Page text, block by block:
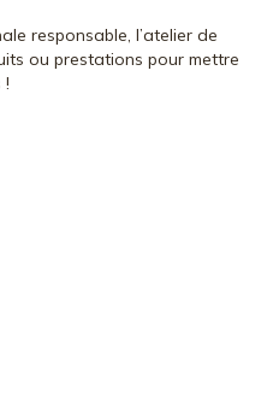
responsable, l’atelier de
ou prestations pour mettre
!